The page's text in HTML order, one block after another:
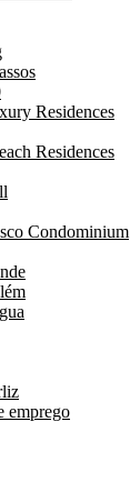
Residences
Residences
Condominium
emprego